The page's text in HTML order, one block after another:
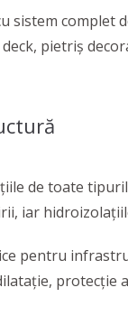
sistem
pietriș
de toate
iar
pentru